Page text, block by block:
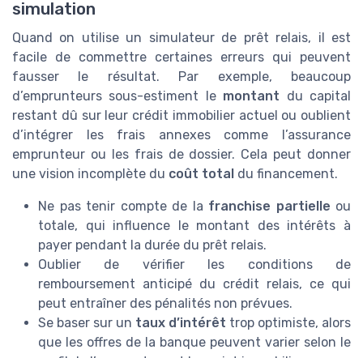
simulation
Quand on utilise un simulateur de prêt relais, il est
facile de commettre certaines erreurs qui peuvent
fausser le résultat. Par exemple, beaucoup
d’emprunteurs sous-estiment le montant du capital
restant dû sur leur crédit immobilier actuel ou oublient
d’intégrer les frais annexes comme l’assurance
emprunteur ou les frais de dossier. Cela peut donner
une vision incomplète du coût total du financement.
Ne pas tenir compte de la franchise partielle ou
totale, qui influence le montant des intérêts à
payer pendant la durée du prêt relais.
Oublier de vérifier les conditions de
remboursement anticipé du crédit relais, ce qui
peut entraîner des pénalités non prévues.
Se baser sur un taux d’intérêt trop optimiste, alors
que les offres de la banque peuvent varier selon le